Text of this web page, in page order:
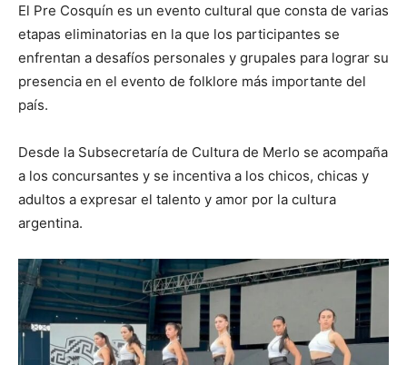
El Pre Cosquín es un evento cultural que consta de varias
etapas eliminatorias en la que los participantes se
enfrentan a desafíos personales y grupales para lograr su
presencia en el evento de folklore más importante del
país.
Desde la Subsecretaría de Cultura de Merlo se acompaña
a los concursantes y se incentiva a los chicos, chicas y
adultos a expresar el talento y amor por la cultura
argentina.